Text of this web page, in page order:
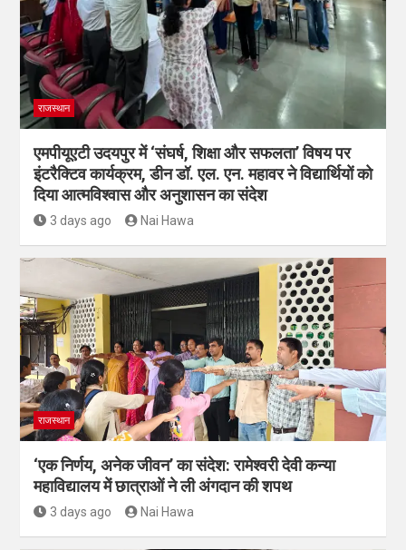
राजस्थान
एमपीयूएटी उदयपुर में ‘संघर्ष, शिक्षा और सफलता’ विषय पर
इंटरैक्टिव कार्यक्रम, डीन डॉ. एल. एन. महावर ने विद्यार्थियों को
दिया आत्मविश्वास और अनुशासन का संदेश
3 days ago Nai Hawa
राजस्थान
‘एक निर्णय, अनेक जीवन’ का संदेश: रामेश्वरी देवी कन्या
महाविद्यालय में छात्राओं ने ली अंगदान की शपथ
3 days ago Nai Hawa